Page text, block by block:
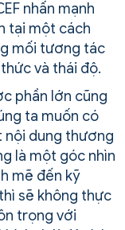
nhấn mạnh
tại một cách
mối tương tác
và thái độ.
phần lớn cũng
ta muốn có
nội dung thương
là một góc nhìn
mẽ đến kỹ
sẽ không thực
trọng với